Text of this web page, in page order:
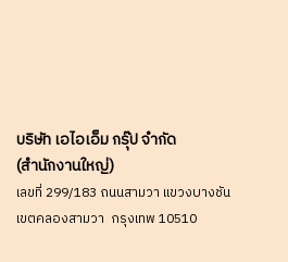
บริษัท เอไอเอ็ม กรุ๊ป จำกัด
(สำนักงานใหญ่)
เลขที่ 299/183 ถนนสามวา แขวงบางชัน
เขตคลองสามวา กรุงเทพ 10510